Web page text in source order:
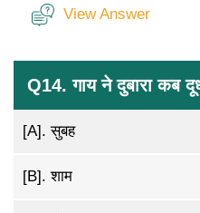
View Answer
Q14. गाय ने दुबारा कब
[A].सुबह
[B].शाम